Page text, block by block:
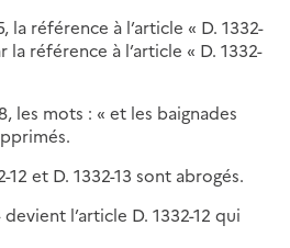
la référence à l’article « D. 1332-
la référence à l’article « D. 1332-
les mots : « et les baignades
12 et D. 1332-13 sont abrogés.
devient l’article D. 1332-12 qui